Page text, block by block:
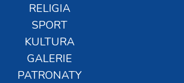
RELIGIA
SPORT
KULTURA
GALERIE
PATRONATY